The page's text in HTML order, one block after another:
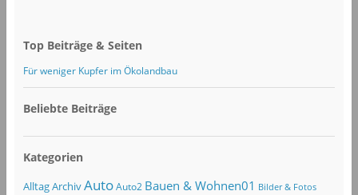
Top Beiträge & Seiten
Für weniger Kupfer im Ökolandbau
Beliebte Beiträge
Kategorien
AlltagArchivAuto Auto2 Bauen & Wohnen01 Bilder & Fotos